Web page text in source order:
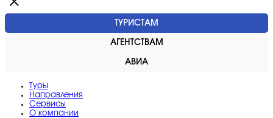
ТУРИСТАМ
АГЕНТСТВАМ
АВИА
Туры
Направления
Сервисы
O компании